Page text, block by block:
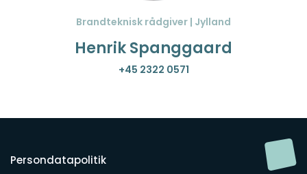
Brandteknisk rådgiver | Jylland
Henrik Spanggaard
+45 2322 0571
Persondatapolitik